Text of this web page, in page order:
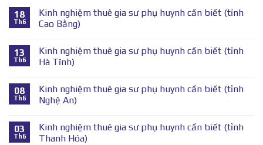
18
Th6
Kinh nghiệm thuê gia sư phụ huynh cần biết (tỉnh
Cao Bằng)
13
Th6
Kinh nghiệm thuê gia sư phụ huynh cần biết (tỉnh
Hà Tĩnh)
08
Th6
Kinh nghiệm thuê gia sư phụ huynh cần biết (tỉnh
Nghệ An)
03
Th6
Kinh nghiệm thuê gia sư phụ huynh cần biết (tỉnh
Thanh Hóa)